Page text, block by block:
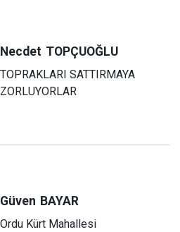
Necdet TOPÇUOĞLU
TOPRAKLARI SATTIRMAYA
ZORLUYORLAR
Güven BAYAR
Ordu Kürt Mahallesi